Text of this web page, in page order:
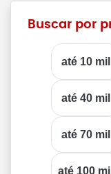
Buscar por
até 10 mil
até 40 mil
até 70 mil
até 100 mil